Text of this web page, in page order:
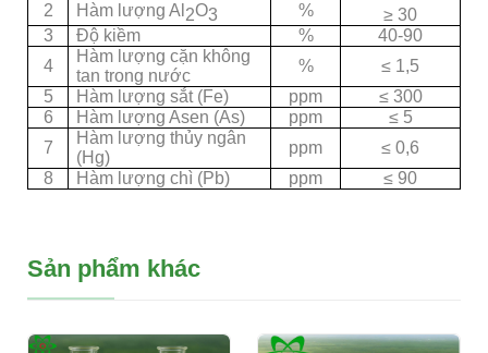
2
Hàm lượng Al 2O3 %
≥ 30
3
Độ kiềm %
40-90
4
Hàm lượng cặn không
tan trong nước
%
≤ 1,5
5
Hàm lượng sắt (Fe) ppm
≤ 300
6
Hàm lượng Asen (As) ppm
≤ 5
7
Hàm lượng thủy ngân
(Hg)
ppm
≤ 0,6
8
Hàm lượng chì (Pb) ppm ≤ 90
Sản phẩm khác